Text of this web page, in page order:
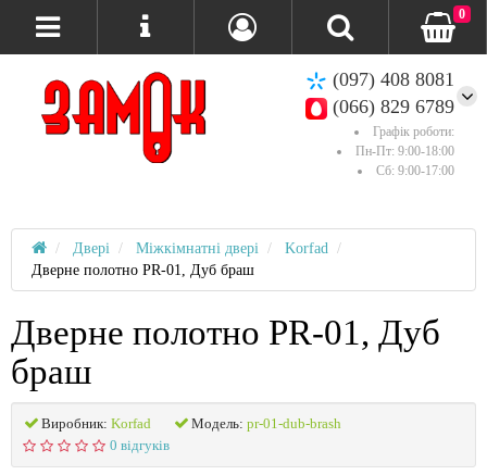
(097) 408 8081
(066) 829 6789
Графік роботи:
Пн-Пт: 9:00-18:00
Сб: 9:00-17:00
0
Двері Міжкімнатні двері
Korfad
Дверне полотно PR-01, Дуб браш
Дверне полотно PR-01, Дуб
браш
Виробник: Korfad Модель: pr-01-dub-brash
0 відгуків